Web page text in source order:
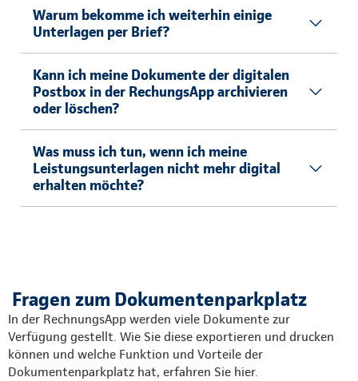
Warum bekomme ich weiterhin einige
Unterlagen per Brief?
Kann ich meine Dokumente der digitalen
Postbox in der RechungsApp archivieren
oder löschen?
Was muss ich tun, wenn ich meine
Leistungsunterlagen nicht mehr digital
erhalten möchte?
Fragen zum Dokumentenparkplatz
In der RechnungsApp werden viele Dokumente zur
Verfügung gestellt. Wie Sie diese exportieren und drucken
können und welche Funktion und Vorteile der
Dokumentenparkplatz hat, erfahren Sie hier.